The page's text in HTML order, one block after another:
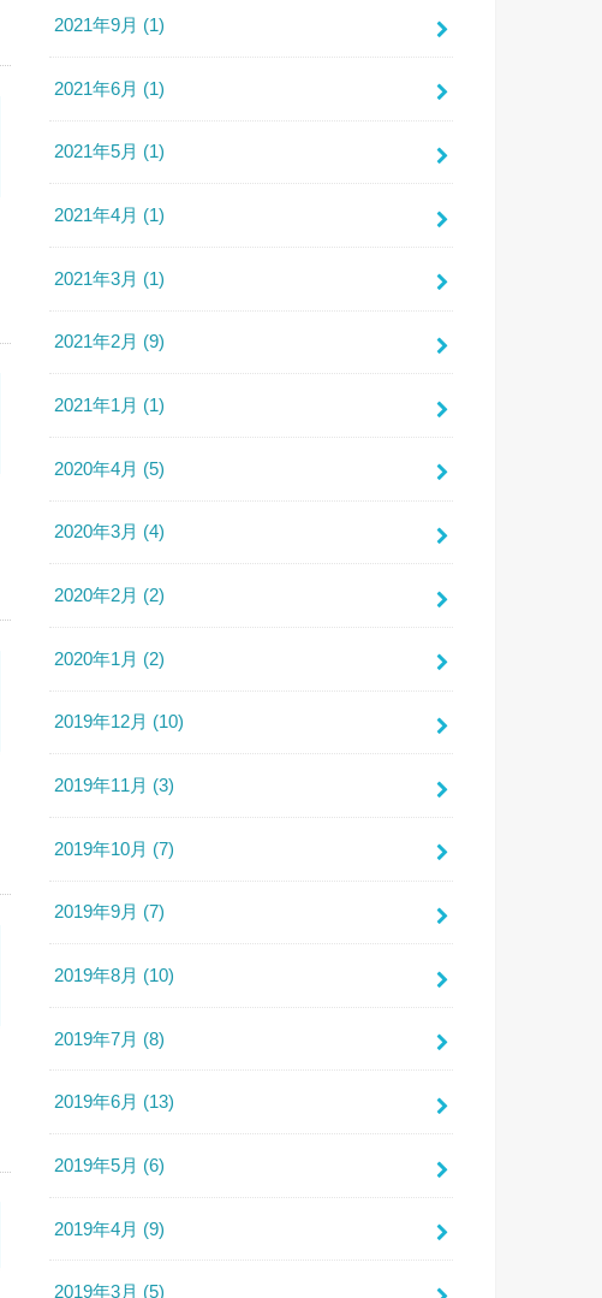
2021年9月 (1)
2021年6月 (1)
2021年5月 (1)
2021年4月 (1)
2021年3月 (1)
2021年2月 (9)
2021年1月 (1)
2020年4月 (5)
2020年3月 (4)
2020年2月 (2)
2020年1月 (2)
2019年12月 (10)
2019年11月 (3)
2019年10月 (7)
2019年9月 (7)
2019年8月 (10)
2019年7月 (8)
2019年6月 (13)
2019年5月 (6)
2019年4月 (9)
2019年3月 (5)